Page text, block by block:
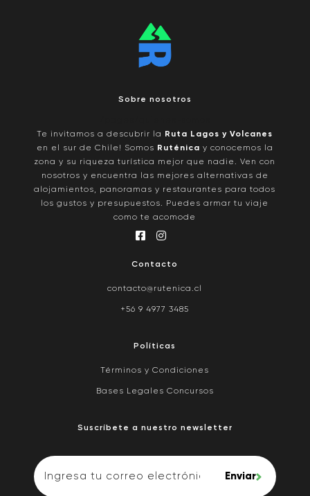
Sobre nosotros
Te invitamos a descubrir la
Ruta Lagos y Volcanes
en el sur de Chile! Somos Ruténica y conocemos la
zona y su riqueza turística mejor que nadie. Ven con
nosotros y encuentra las mejores alternativas de
alojamientos, panoramas y restaurantes para todos
los gustos y presupuestos. Puedes armar tu viaje
como te acomode
Contacto
contacto@rutenica.cl
+56 9 4977 3485
Políticas
Términos y Condiciones
Bases Legales Concursos
Suscríbete a nuestro newsletter
Enviar